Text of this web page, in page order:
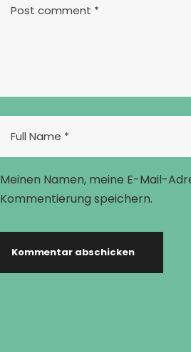
Meinen Namen, meine E-Mail-
Kommentierung speichern.